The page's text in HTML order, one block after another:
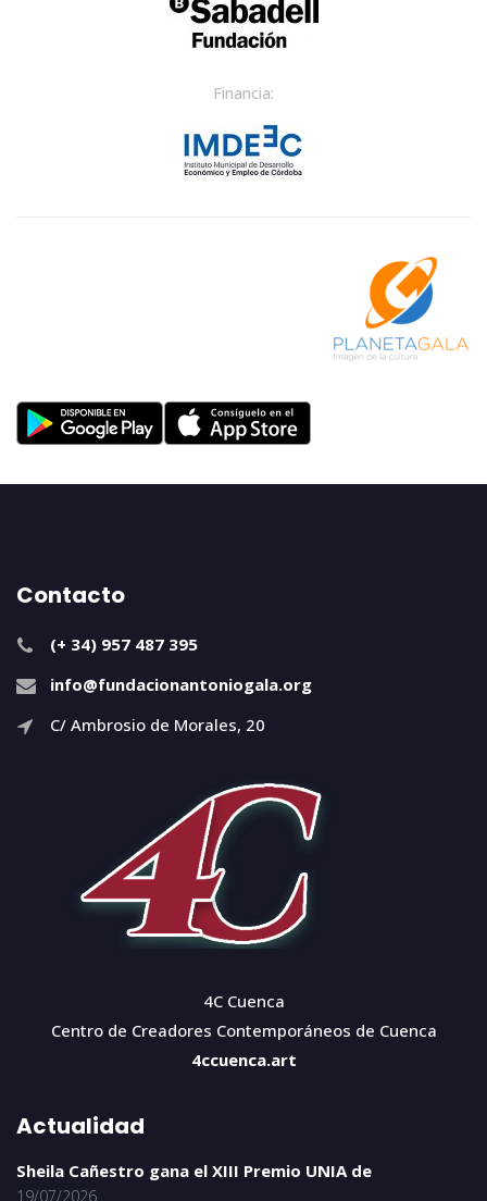
Financia:
Contacto
(+ 34) 957 487 395
info@fundacionantoniogala.org
C/ Ambrosio de Morales, 20
4C Cuenca
Centro de Creadores Contemporáneos de Cuenca
4ccuenca.art
Actualidad
Sheila Cañestro gana el XIII Premio UNIA de
19/07/2026